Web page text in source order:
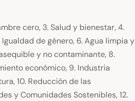
cero, 3. Salud y bienestar, 4.
de género, 6. Agua limpia y
y no contaminante, 8.
económico, 9. Industria
10. Reducción de las
y Comunidades Sostenibles, 12.